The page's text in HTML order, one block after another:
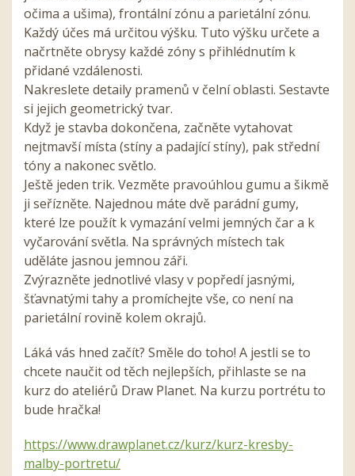
očima a ušima), frontální zónu a parietální zónu.
Každý účes má určitou výšku. Tuto výšku určete a
načrtněte obrysy každé zóny s přihlédnutím k
přidané vzdálenosti.
Nakreslete detaily pramenů v čelní oblasti. Sestavte
si jejich geometrický tvar.
Když je stavba dokončena, začněte vytahovat
nejtmavší místa (stíny a padající stíny), pak střední
tóny a nakonec světlo.
Ještě jeden trik. Vezměte pravoúhlou gumu a šikmě
ji seřízněte. Najednou máte dvě parádní gumy,
které lze použít k vymazání velmi jemných čar a k
vyčarování světla. Na správných místech tak
uděláte jasnou jemnou záři.
Zvýrazněte jednotlivé vlasy v popředí jasnými,
šťavnatými tahy a promíchejte vše, co není na
parietální rovině kolem okrajů.
Láká vás hned začít? Směle do toho! A jestli se to
chcete naučit od těch nejlepších, přihlaste se na
kurz do ateliérů Draw Planet. Na kurzu portrétu to
bude hračka!
https://www.drawplanet.cz/kurz/kurz-kresby-
malby-portretu/